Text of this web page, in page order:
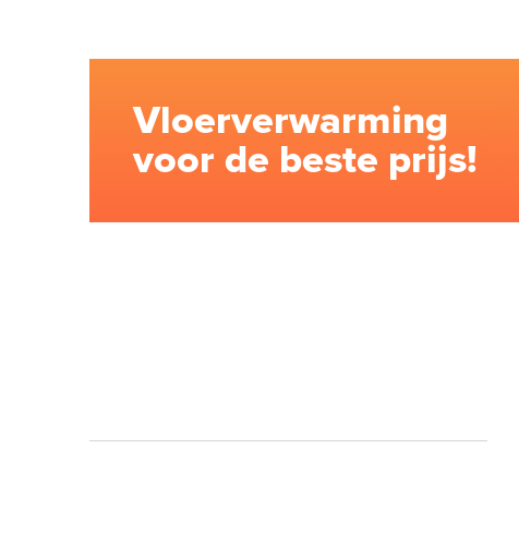
Vloerverwarming
voor de beste prijs!